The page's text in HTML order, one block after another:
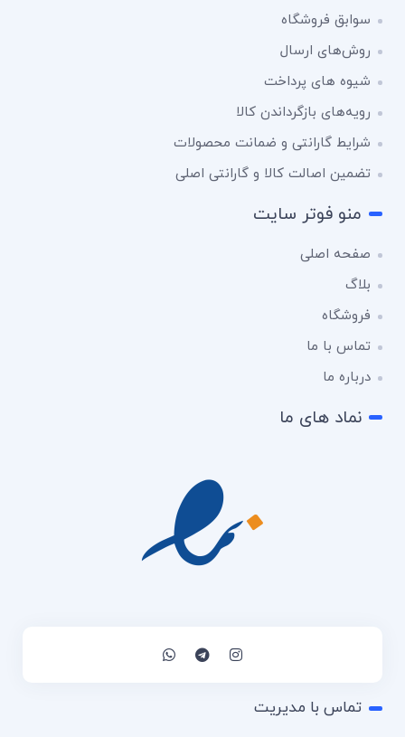
سوابق فروشگاه
روش‌های ارسال
شیوه های پرداخت
رویه‌های بازگرداندن کالا
شرایط گارانتی و ضمانت محصولات
تضمین اصالت کالا و گارانتی اصلی
منو فوتر سایت
صفحه اصلی
بلاگ
فروشگاه
تماس با ما
درباره ما
نماد های ما
تماس با مدیریت